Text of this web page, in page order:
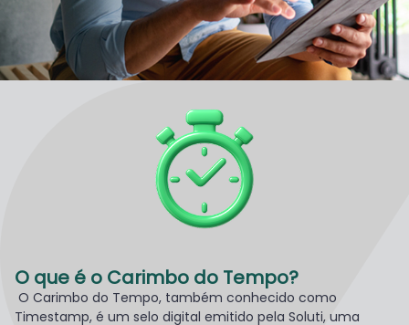
O que é o Carimbo do Tempo?
O Carimbo do Tempo, também conhecido como
Timestamp, é um selo digital emitido pela Soluti, uma